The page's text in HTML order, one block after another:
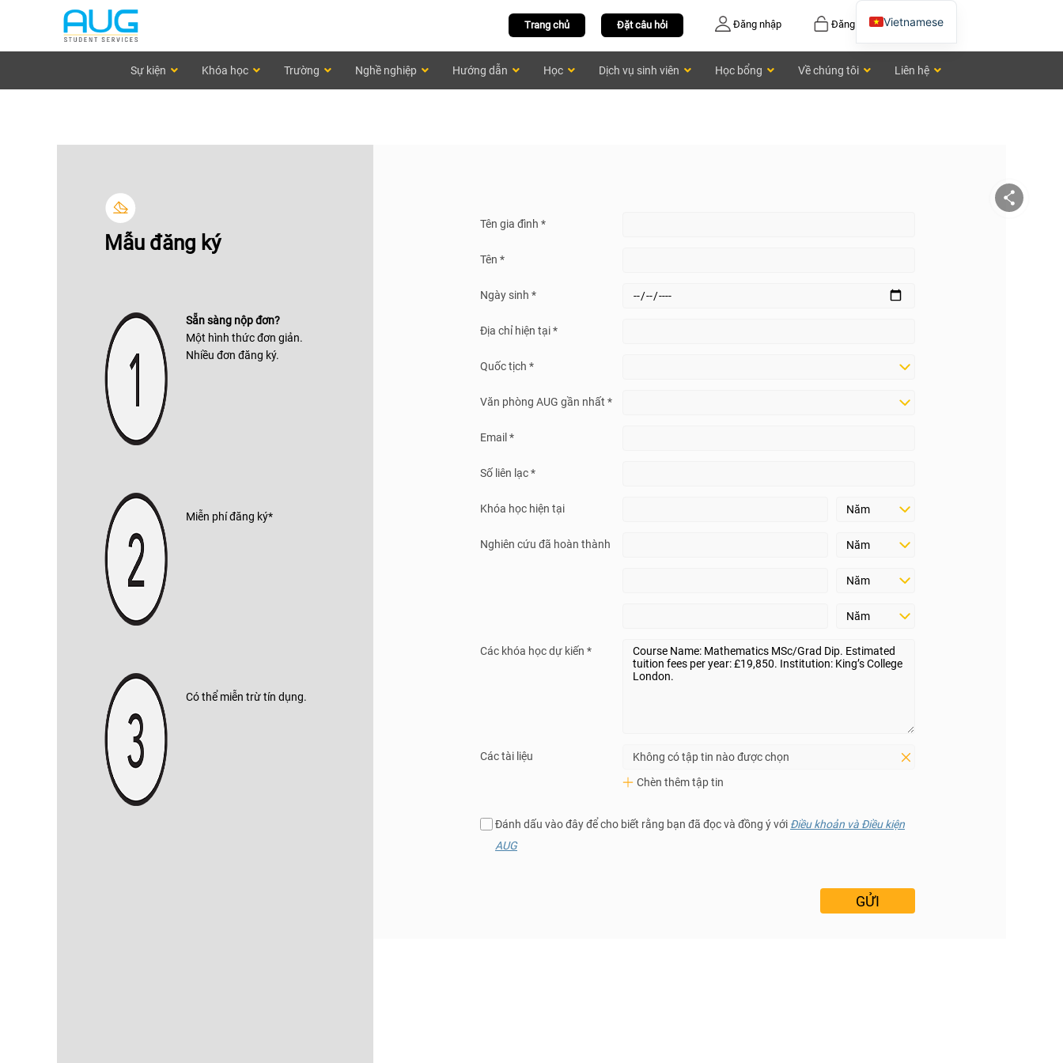
Đăng ký
Đăng nhập
Đặt câu hỏi
Trang chủ
Sự kiện Khóa học Trường Nghề nghiệp Hướng dẫn Học Dịch vụ sinh viên Học bổng Về chúng tôi Liên hệ
Mẫu đăng ký
Sẵn sàng nộp đơn?
Một hình thức đơn giản.
Nhiều đơn đăng ký.
Miễn phí đăng ký*
Có thể miễn trừ tín dụng.
Tên gia đình *
Tên *
Ngày sinh *
Địa chỉ hiện tại *
Quốc tịch *
Văn phòng AUG gần nhất *
Email *
Số liên lạc *
Khóa học hiện tại
Nghiên cứu đã hoàn thành
Các khóa học dự kiến *
Các tài liệu
Không có tập tin nào được chọn
Chèn thêm tập tin
Đánh dấu vào đây để cho biết rằng bạn đã đọc và đồng ý với Điều khoản và Điều kiện
AUG
Vietnamese
Chinese